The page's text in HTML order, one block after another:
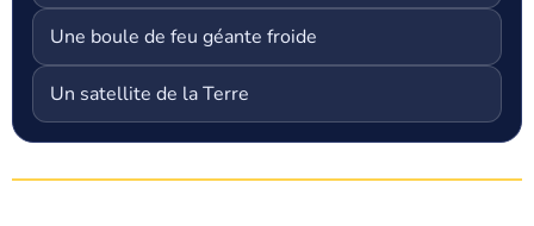
Une boule de feu géante froide
Un satellite de la Terre